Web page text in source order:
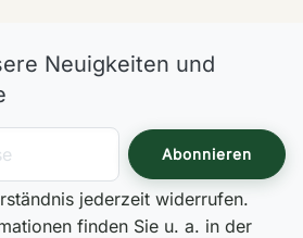
Neuigkeiten und
jederzeit widerrufen.
finden Sie u. a. in der